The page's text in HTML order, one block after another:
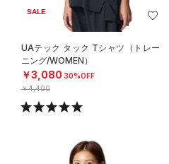
SALE
UAテック タック Tシャツ（トレー
ニング/WOMEN）
￥3,080 30%OFF
￥4,400